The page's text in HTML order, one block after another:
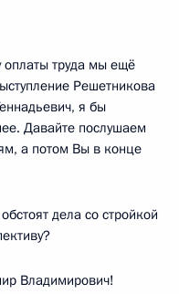
труда мы ещё
Решетникова
я бы
Давайте послушаем
а потом Вы в конце
дела со стройкой
Владимирович!